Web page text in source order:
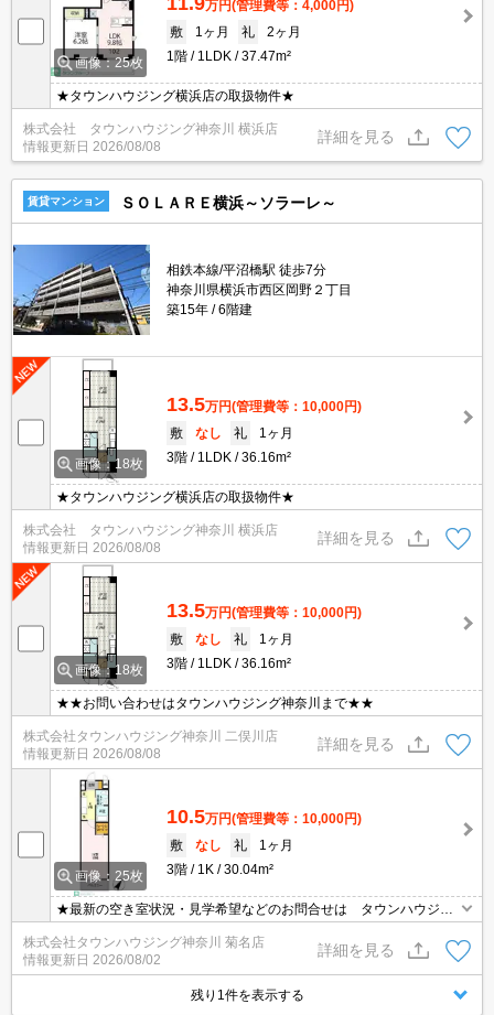
画像：25枚
万円(管理費等：4,000円)
敷
1ヶ月 礼
2ヶ月
1階
1LDK 37.47m²
★タウンハウジング横浜店の取扱物件★
株式会社 タウンハウジング神奈川 横浜店
情報更新日 2026/08/08
詳細を見る
賃貸マンション ＳＯＬＡＲＥ横浜～ソラーレ～
相鉄本線/平沼橋駅 徒歩7分
神奈川県横浜市西区岡野２丁目
築15年
6階建
画像：18枚
13.5万円(管理費等：10,000円)
敷
なし 礼
1ヶ月
3階
1LDK 36.16m²
★タウンハウジング横浜店の取扱物件★
株式会社 タウンハウジング神奈川 横浜店
情報更新日 2026/08/08
詳細を見る
画像：18枚
13.5万円(管理費等：10,000円)
敷
なし 礼
1ヶ月
3階
1LDK 36.16m²
★★お問い合わせはタウンハウジング神奈川まで★★
株式会社タウンハウジング神奈川 二俣川店
情報更新日 2026/08/08
詳細を見る
画像：25枚
10.5万円(管理費等：10,000円)
敷
なし 礼
1ヶ月
3階
1K 30.04m²
★最新の空き室状況・見学希望などのお問合せは タウンハウジン
グまでお気軽に♪★
株式会社タウンハウジング神奈川 菊名店
情報更新日 2026/08/02
詳細を見る
残り1件を表示する